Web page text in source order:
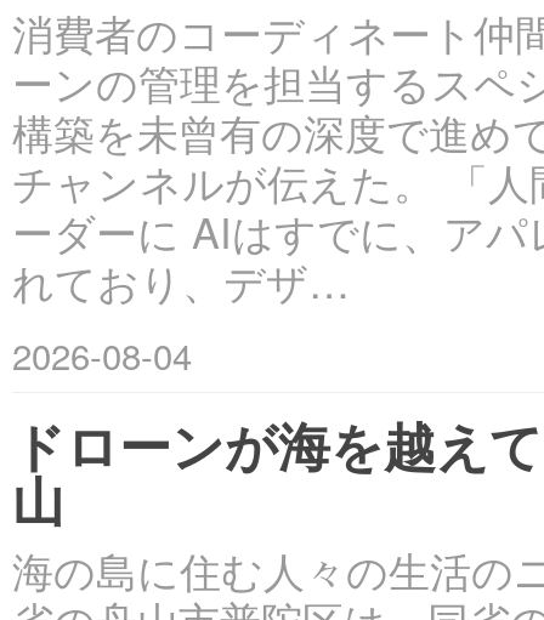
消費者のコーディネート仲
ーンの管理を担当するスペ
構築を未曾有の深度で進め
チャンネルが伝えた。 「
ーダーに AIはすでに、ア
れており、デザ…
2026-08-04
ドローンが海を越え
山
海の島に住む人々の生活の